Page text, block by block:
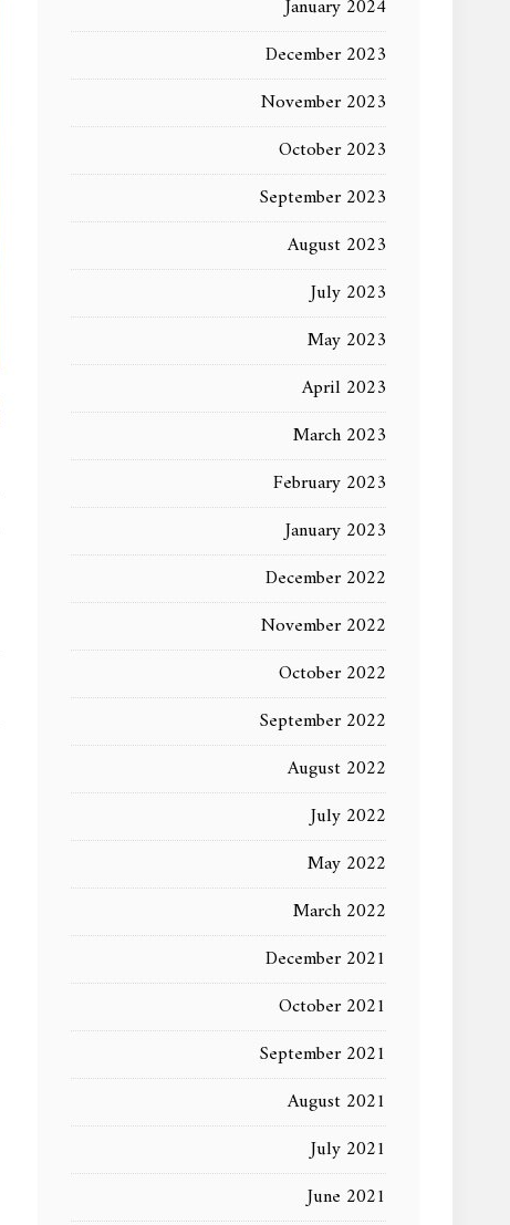
January 2024
December 2023
November 2023
October 2023
September 2023
August 2023
July 2023
May 2023
April 2023
March 2023
February 2023
January 2023
December 2022
November 2022
October 2022
September 2022
August 2022
July 2022
May 2022
March 2022
December 2021
October 2021
September 2021
August 2021
July 2021
June 2021